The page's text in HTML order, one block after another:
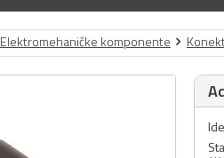
Elektromehaničke komponente